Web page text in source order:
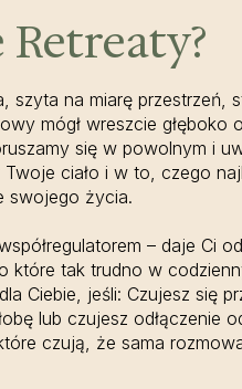
Retreaty?
szyta na miarę przestrzeń,
mógł wreszcie głęboko
się w powolnym i
Twoje ciało i w to, czego
swojego życia.
– daje Ci
które tak trudno w
Ciebie, jeśli: Czujesz się
lub czujesz odłączenie
czują, że sama